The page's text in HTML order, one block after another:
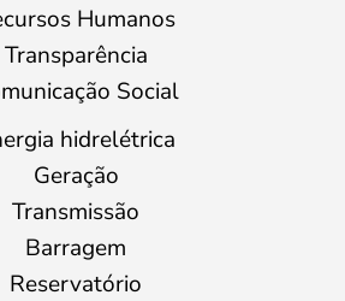
Humanos
Transparência
Social
hidrelétrica
Geração
Transmissão
Barragem
Reservatório